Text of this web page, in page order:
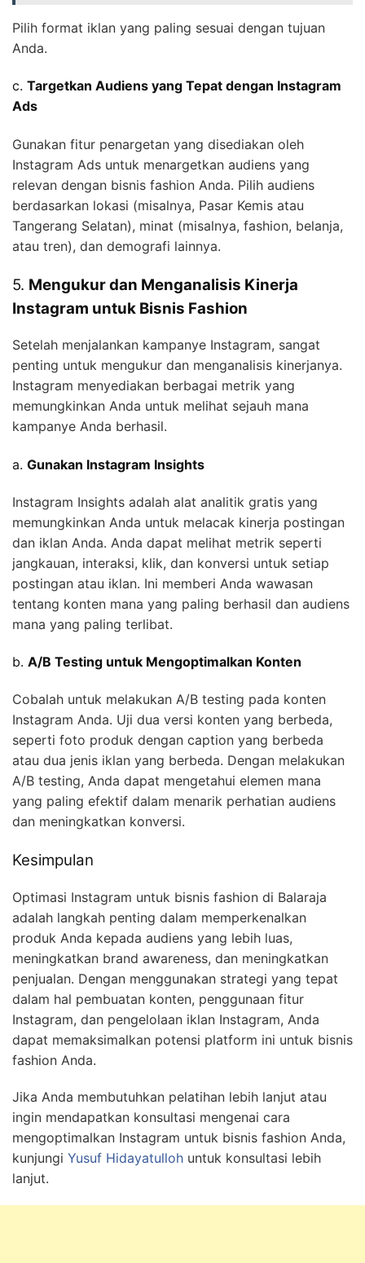
Pilih format iklan yang paling sesuai dengan tujuan
Anda.
c. Targetkan Audiens yang Tepat dengan Instagram
Ads
Gunakan fitur penargetan yang disediakan oleh
Instagram Ads untuk menargetkan audiens yang
relevan dengan bisnis fashion Anda. Pilih audiens
berdasarkan lokasi (misalnya, Pasar Kemis atau
Tangerang Selatan), minat (misalnya, fashion, belanja,
atau tren), dan demografi lainnya.
5. Mengukur dan Menganalisis Kinerja
Instagram untuk Bisnis Fashion
Setelah menjalankan kampanye Instagram, sangat
penting untuk mengukur dan menganalisis kinerjanya.
Instagram menyediakan berbagai metrik yang
memungkinkan Anda untuk melihat sejauh mana
kampanye Anda berhasil.
a. Gunakan Instagram Insights
Instagram Insights adalah alat analitik gratis yang
memungkinkan Anda untuk melacak kinerja postingan
dan iklan Anda. Anda dapat melihat metrik seperti
jangkauan, interaksi, klik, dan konversi untuk setiap
postingan atau iklan. Ini memberi Anda wawasan
tentang konten mana yang paling berhasil dan audiens
mana yang paling terlibat.
b. A/B Testing untuk Mengoptimalkan Konten
Cobalah untuk melakukan A/B testing pada konten
Instagram Anda. Uji dua versi konten yang berbeda,
seperti foto produk dengan caption yang berbeda
atau dua jenis iklan yang berbeda. Dengan melakukan
A/B testing, Anda dapat mengetahui elemen mana
yang paling efektif dalam menarik perhatian audiens
dan meningkatkan konversi.
Kesimpulan
Optimasi Instagram untuk bisnis fashion di Balaraja
adalah langkah penting dalam memperkenalkan
produk Anda kepada audiens yang lebih luas,
meningkatkan brand awareness, dan meningkatkan
penjualan. Dengan menggunakan strategi yang tepat
dalam hal pembuatan konten, penggunaan fitur
Instagram, dan pengelolaan iklan Instagram, Anda
dapat memaksimalkan potensi platform ini untuk bisnis
fashion Anda.
Jika Anda membutuhkan pelatihan lebih lanjut atau
ingin mendapatkan konsultasi mengenai cara
mengoptimalkan Instagram untuk bisnis fashion Anda,
kunjungi Yusuf Hidayatulloh untuk konsultasi lebih
lanjut.